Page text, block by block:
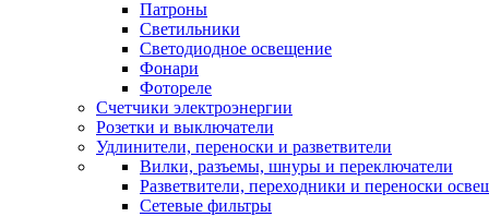
Патроны
Светильники
Светодиодное освещение
Фонари
Фотореле
Счетчики электроэнергии
Розетки и выключатели
Удлинители, переноски и разветвители
Вилки, разъемы, шнуры и переключатели
Разветвители, переходники и переноски
Сетевые фильтры